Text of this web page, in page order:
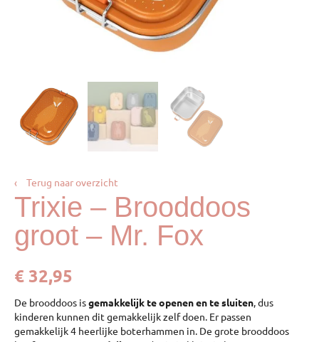
‹ Terug naar overzicht
Trixie – Brooddoos
groot – Mr. Fox
€32,95
De brooddoos isgemakkelijk te openen en te sluiten, dus
kinderen kunnen dit gemakkelijk zelf doen. Er passen
gemakkelijk 4 heerlijke boterhammen in. De grote brooddoos